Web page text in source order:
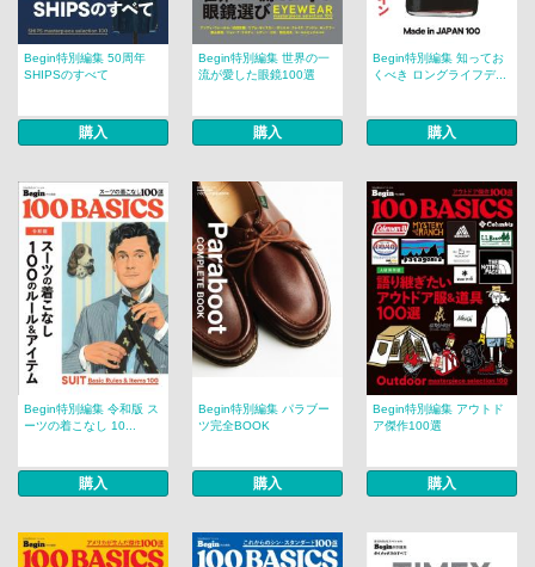
Begin特別編集 50周年
SHIPSのすべて
購入
Begin特別編集 世界の一
流が愛した眼鏡100選
購入
Begin特別編集 知ってお
くべき ロングライフデ...
購入
Begin特別編集 令和版 ス
ーツの着こなし 10...
購入
Begin特別編集 パラブー
ツ完全BOOK
購入
Begin特別編集 アウトド
ア傑作100選
購入